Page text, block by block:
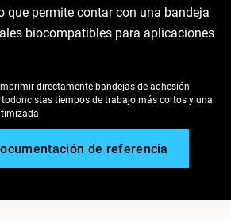
que permite contar con una bandeja
biocompatibles para aplicaciones
directamente bandejas de adhesión
tiempos de trabajo más cortos y una
de referencia